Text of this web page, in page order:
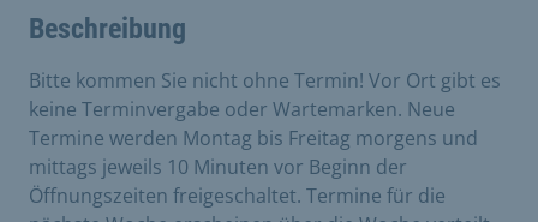
Beschreibung
Bitte kommen Sie nicht ohne Termin! Vor Ort gibt es
keine Terminvergabe oder Wartemarken. Neue
Termine werden Montag bis Freitag morgens und
mittags jeweils 10 Minuten vor Beginn der
Öffnungszeiten freigeschaltet. Termine für die